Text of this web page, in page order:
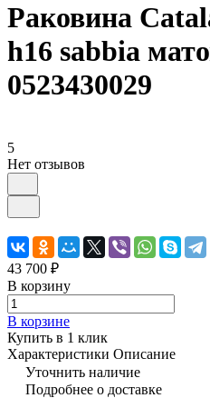
Раковина
h16 sabbia
0523430029
5
Нет отзывов
43 700 ₽
В корзину
В корзине
Купить в 1 клик
Характеристики Описание
Уточнить наличие
Подробнее о доставке